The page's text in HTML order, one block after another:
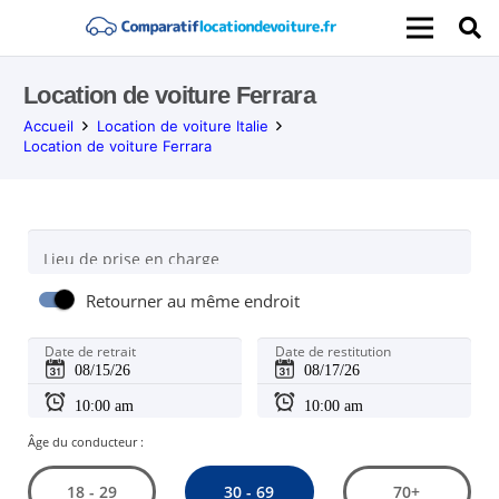
Location de voiture Ferrara
Accueil
Location de voiture Italie
Location de voiture Ferrara
Lieu de prise en charge
Retourner au même endroit
Date de retrait Date de restitution
Âge du conducteur :
18 - 29 30 - 69 70+